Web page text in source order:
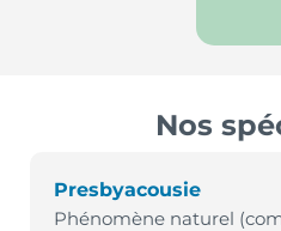
Nos
Presbyacousie
Phénomène naturel